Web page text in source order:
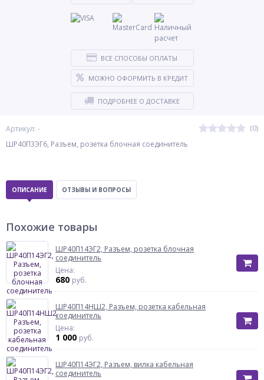
Артикул: -
(0)
ШР40П3ЭГ6, Разъем, розетка блочная соединитель
ВСЕ СПОСОБЫ ОПЛАТЫ
МОЖНО ОФОРМИТЬ В КРЕДИТ
ПОДРОБНЕЕ О ДОСТАВКЕ
ОПИСАНИЕ ОТЗЫВЫ И ВОПРОСЫ
Похожие товары
ШР40П14ЭГ2, Разъем, розетка блочная
соединитель
Цена:
680 руб.
ШР40П14НШ2, Разъем, розетка кабельная
соединитель
Цена:
1 000 руб.
ШР40П14ЭГ2, Разъем, вилка кабельная
соединитель